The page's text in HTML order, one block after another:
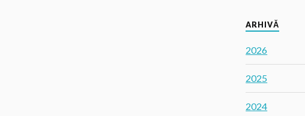
ARHIVĂ
2026
2025
2024